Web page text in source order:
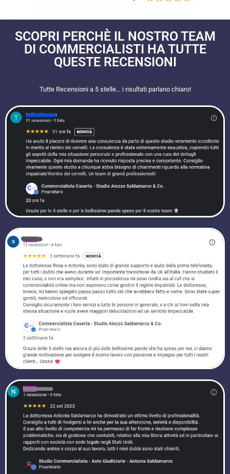
SCOPRI PERCHÈ IL NOSTRO TEAM
DI COMMERCIALISTI HA TUTTE
QUESTE RECENSIONI​
Tutte Recensioni a 5 stelle… i risultati parlano chiaro!